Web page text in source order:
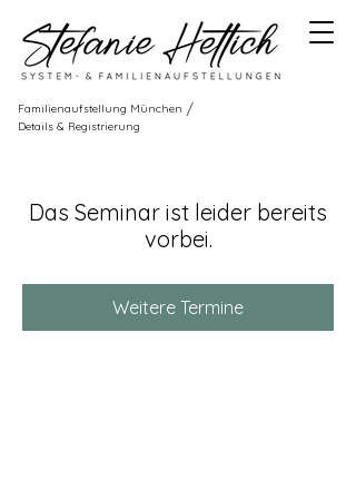
Familienaufstellung München /
Details & Registrierung
Das Seminar ist leider bereits
vorbei.
Weitere Termine